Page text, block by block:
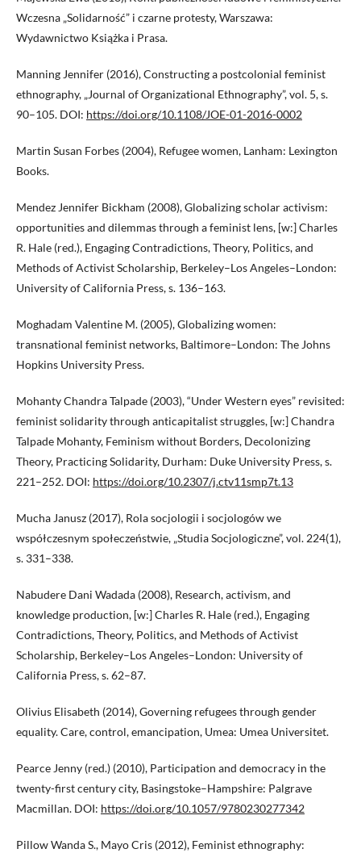
Wczesna „Solidarność” i czarne protesty, Warszawa:
Wydawnictwo Książka i Prasa.
Manning Jennifer (2016), Constructing a postcolonial feminist
ethnography, „Journal of Organizational Ethnography”, vol. 5, s.
90–105. DOI: https://doi.org/10.1108/JOE-01-2016-0002
Martin Susan Forbes (2004), Refugee women, Lanham: Lexington
Books.
Mendez Jennifer Bickham (2008), Globalizing scholar activism:
opportunities and dilemmas through a feminist lens, [w:] Charles
R. Hale (red.), Engaging Contradictions, Theory, Politics, and
Methods of Activist Scholarship, Berkeley–Los Angeles–London:
University of California Press, s. 136–163.
Moghadam Valentine M. (2005), Globalizing women:
transnational feminist networks, Baltimore–London: The Johns
Hopkins University Press.
Mohanty Chandra Talpade (2003), “Under Western eyes” revisited:
feminist solidarity through anticapitalist struggles, [w:] Chandra
Talpade Mohanty, Feminism without Borders, Decolonizing
Theory, Practicing Solidarity, Durham: Duke University Press, s.
221–252. DOI: https://doi.org/10.2307/j.ctv11smp7t.13
Mucha Janusz (2017), Rola socjologii i socjologów we
współczesnym społeczeństwie, „Studia Socjologiczne”, vol. 224(1),
s. 331–338.
Nabudere Dani Wadada (2008), Research, activism, and
knowledge production, [w:] Charles R. Hale (red.), Engaging
Contradictions, Theory, Politics, and Methods of Activist
Scholarship, Berkeley–Los Angeles–London: University of
California Press, s. 62–87.
Olivius Elisabeth (2014), Governing refugees through gender
equality. Care, control, emancipation, Umea: Umea Universitet.
Pearce Jenny (red.) (2010), Participation and democracy in the
twenty-first century city, Basingstoke–Hampshire: Palgrave
Macmillan. DOI: https://doi.org/10.1057/9780230277342
Pillow Wanda S., Mayo Cris (2012), Feminist ethnography: